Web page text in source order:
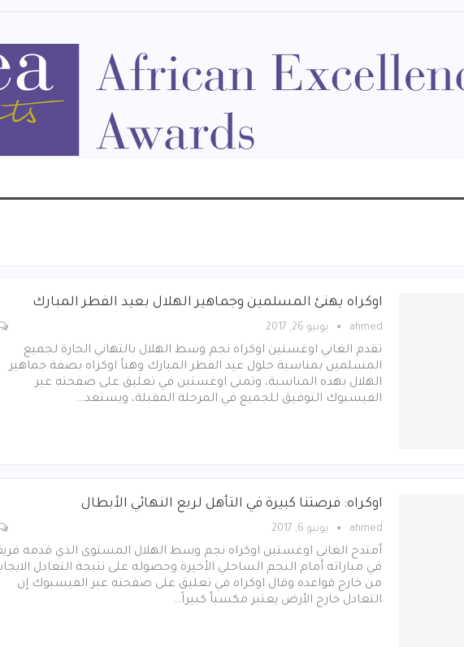
اوكراه يهنئ المسلمين وجماهير الهلال بعيد الفطر المبارك
ahmed يونيو 26, 2017
تقدم الغاني اوغستين اوكراه نجم وسط الهلال بالتهاني الحارة لجميع
المسلمين بمناسبة حلول عيد الفطر المبارك وهنأ اوكراه بصفة جماهير
الهلال بهذه المناسبة، وتمنى اوغستين في تعليق على صفحته عبر
الفيسبوك التوفيق للجميع في المرحلة المقبلة، ويستعد…
اوكراه: فرصتنا كبيرة في التأهل لربع النهائي الأبطال
ahmed يونيو 6, 2017
أمتدح الغاني اوغستين اوكراه نجم وسط الهلال المستوى الذي قدمه
في مباراته أمام النجم الساحلي الأخيرة وحصوله على نتيجة التعادل
من خارج قواعده وقال اوكراه في تعليق على صفحته عبر الفيسبوك إن
التعادل خارج الأرض يعتبر مكسباً كبيراً…